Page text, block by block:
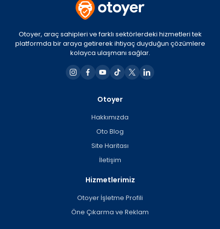
Otoyer, araç sahipleri ve farklı sektörlerdeki hizmetleri tek
platformda bir araya getirerek ihtiyaç duyduğun çözümlere
kolayca ulaşmanı sağlar.
Otoyer
Hakkımızda
Oto Blog
Site Haritası
İletişim
Hizmetlerimiz
Otoyer İşletme Profili
Öne Çıkarma ve Reklam